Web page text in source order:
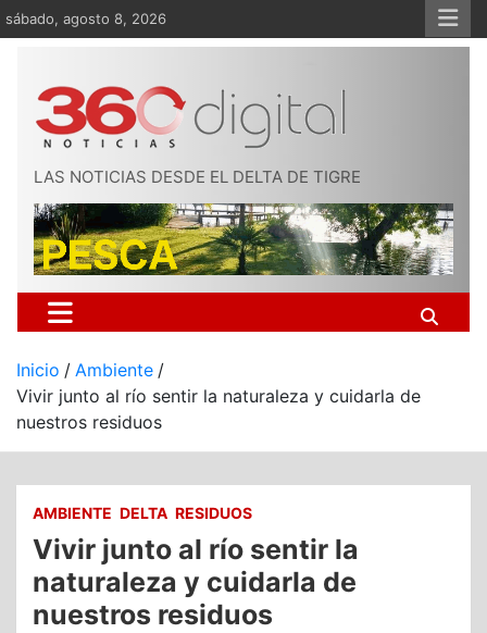
Saltar
al
sábado, agosto 8, 2026
LAS NOTICIAS DESDE EL DELTA DE TIGRE
Inicio
Ambiente
Vivir junto al río sentir la naturaleza y cuidarla de
nuestros residuos
AMBIENTE DELTA RESIDUOS
Vivir junto al río sentir la
naturaleza y cuidarla de
nuestros residuos